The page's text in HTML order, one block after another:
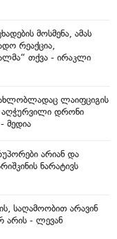
მოსმენა, ამას
რეაქცია,
თქვა - ირაკლი
ლაიფციგის
აღჭურვილი დრონი
მედია
არიან და
ნარატივს
საღამოობით არავინ
არის - ლევან